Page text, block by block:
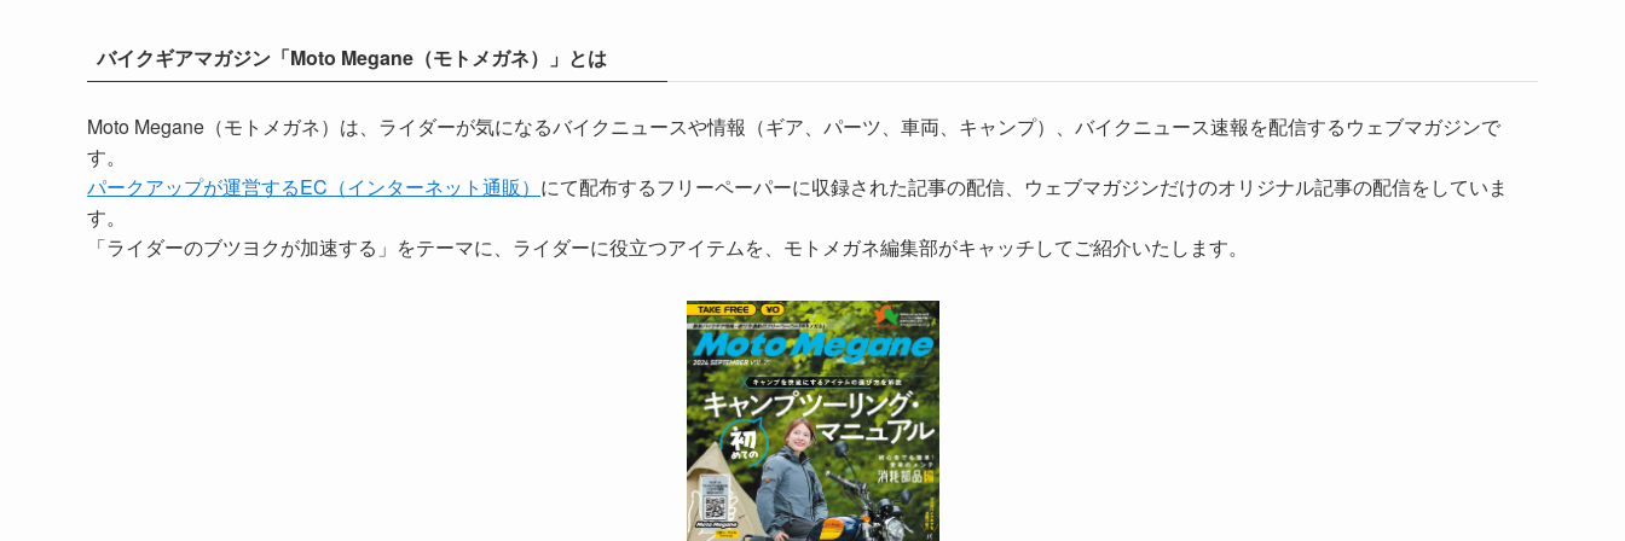
バイクギアマガジン「Moto Megane（モトメガネ）」とは
Moto Megane（モトメガネ）は、ライダーが気になるバイクニュースや情報（ギア、パーツ、車両、キャンプ）、バイクニュース速報を配信するウェブマガジンで
す。
パークアップが運営するEC（インターネット通販） にて配布するフリーペーパーに収録された記事の配信、ウェブマガジンだけのオリジナル記事の配信をしていま
す。
「ライダーのブツヨクが加速する」をテーマに、ライダーに役立つアイテムを、モトメガネ編集部がキャッチしてご紹介いたします。